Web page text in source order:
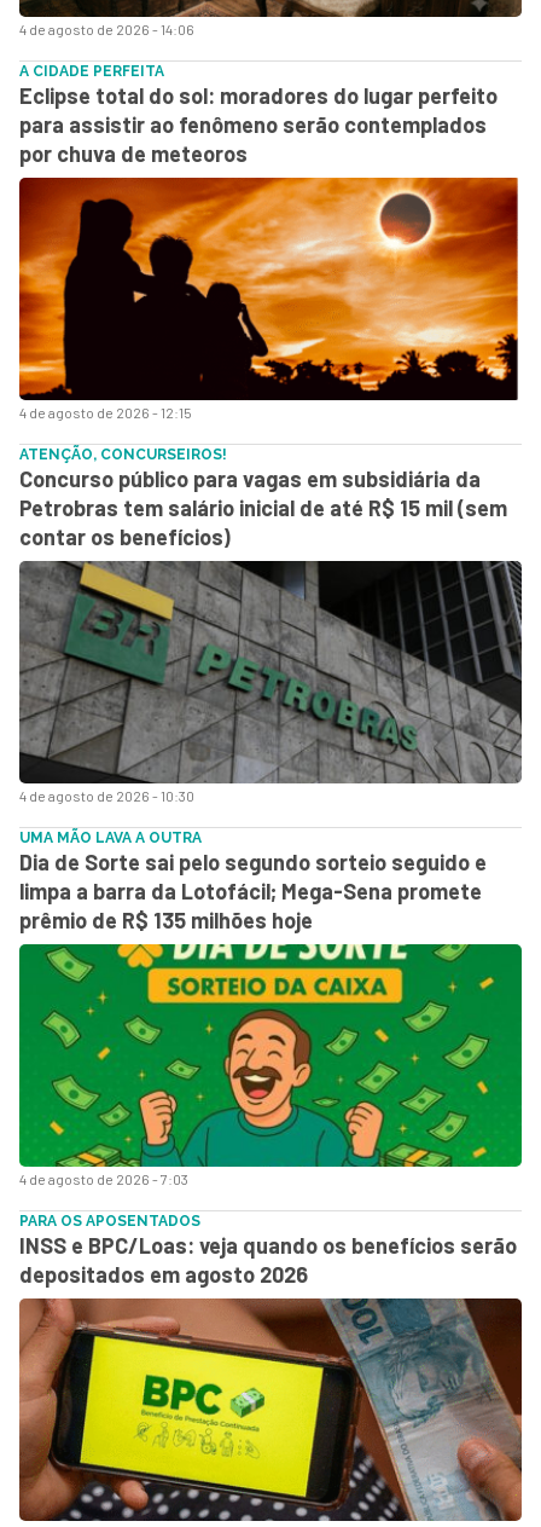
4 de agosto de 2026 - 14:06
4 de agosto de 2026 - 12:15
A CIDADE PERFEITA
Eclipse total do sol: moradores do lugar perfeito
para assistir ao fenômeno serão contemplados
por chuva de meteoros
4 de agosto de 2026 - 10:30
ATENÇÃO, CONCURSEIROS!
Concurso público para vagas em subsidiária da
Petrobras tem salário inicial de até R$ 15 mil (sem
contar os benefícios)
4 de agosto de 2026 - 7:03
UMA MÃO LAVA A OUTRA
Dia de Sorte sai pelo segundo sorteio seguido e
limpa a barra da Lotofácil; Mega-Sena promete
prêmio de R$ 135 milhões hoje
PARA OS APOSENTADOS
INSS e BPC/Loas: veja quando os benefícios serão
depositados em agosto 2026